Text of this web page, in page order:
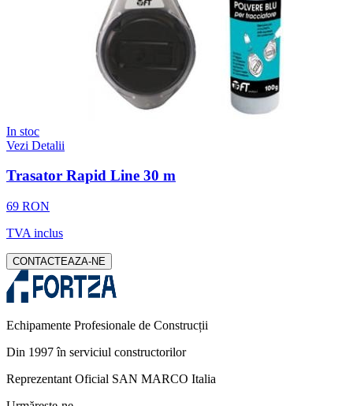
In stoc
Vezi Detalii
Trasator Rapid Line 30 m
69 RON
TVA inclus
CONTACTEAZA-NE
Echipamente Profesionale de Construcții
Din 1997 în serviciul constructorilor
Reprezentant Oficial SAN MARCO Italia